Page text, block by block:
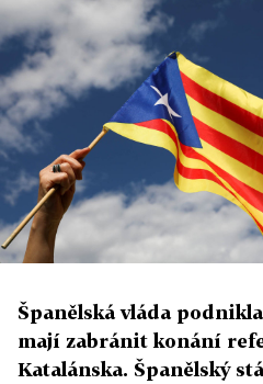
Španělská vláda
mají zabránit konání
Katalánska. Španělský